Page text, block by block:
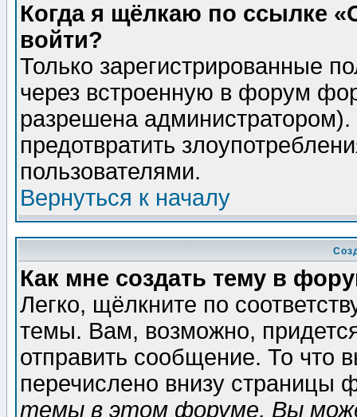
Когда я щёлкаю по ссылке
войти?
Только зарегистрированные
через встроенную в форум
разрешена
предотвратить
пользователями.
Вернуться к началу
Как мне создать тему в
Легко, щёлкните по
темы. Вам, возможно,
отправить сообщение. То что
перечислено внизу страницы
темы в этом форуме, Вы